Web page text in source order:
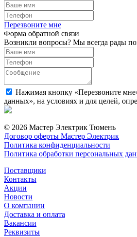
Перезвоните мне
Форма обратной связи
Возникли вопросы? Мы всегда рады
Нажимая кнопку «Перезвоните
данных», на условиях и для целей,
© 2026 Мастер Электрик Тюмень
Договор оферты Мастер Электрик
Политика конфиденциальности
Политика обработки персональных
Поставщики
Контакты
Акции
Новости
О компании
Доставка и оплата
Вакансии
Реквизиты